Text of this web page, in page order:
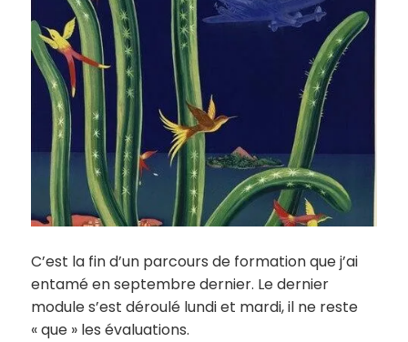
C’est la fin d’un parcours de formation que j’ai
entamé en septembre dernier. Le dernier
module s’est déroulé lundi et mardi, il ne reste
« que » les évaluations.